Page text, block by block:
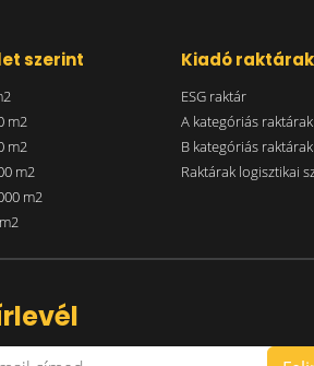
szerint
m2
m2
m2
m2
Kiadó
ESG raktár
A kategóriás raktárak
B kategóriás raktárak
Raktárak logisztikai